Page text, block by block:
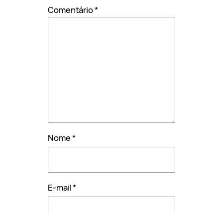
Comentário*
Nome*
E-mail*